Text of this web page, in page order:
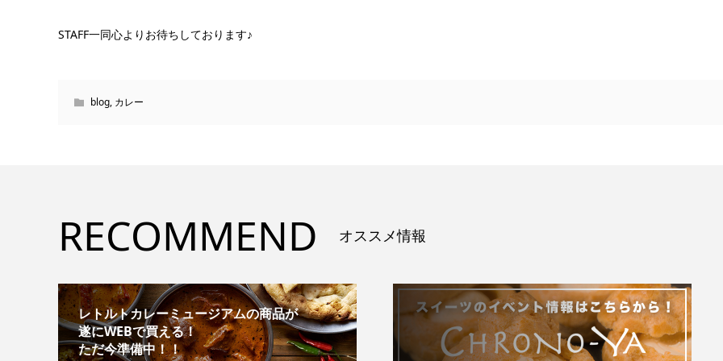
STAFF一同心よりお待ちしております♪
blog, カレー
RECOMMEND オススメ情報
レトルトカレーミュージアムの商品が
遂にWEBで買える！
ただ今準備中！！